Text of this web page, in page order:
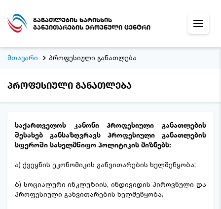
განათლების ხარისხის
განვითარების ეროვნული ცენტრი
მთავარი პროფესიული განათლება
პროფესიული განათლება
საქართველოს კანონი პროფესიული განათლების
შესახებ განსაზღვრავს პროფესიული განათლების
სფეროში სახელმწიფო პოლიტიკის მიზნებს:
ა) ქვეყნის ეკონომიკის განვითარების ხელშეწყობა;
ბ) სოციალური ინკლუზიის, ინდივიდის პიროვნული და
პროფესიული განვითარების ხელშეწყობა;